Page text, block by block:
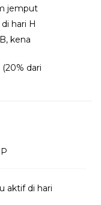
jemput
hari H
kena
dari
aktif di hari